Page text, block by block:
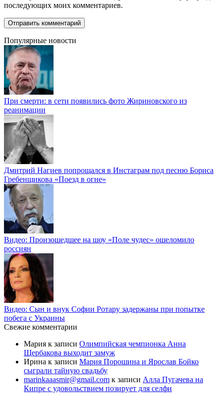
последующих моих комментариев.
Популярные новости
При смерти: в сети появились фото Жириновского из
реанимации
Дмитрий Нагиев попрощался в Инстаграм под песню Бориса
Гребенщикова «Поезд в огне»
Видео: Произошедшее на шоу «Поле чудес» ошеломило
россиян
Видео: Сын и внук Софии Ротару задержаны при попытке
побега с Украины
Свежие комментарии
Мария к записи Олимпийская чемпионка Анна
Щербакова выходит замуж
Ирина к записи Мария Порошина и Ярослав Бойко
сыграли тайную свадьбу
marinkaaasmir@gmail.com к записи Алла Пугачева на
Кипре с удовольствием позирует для селфи